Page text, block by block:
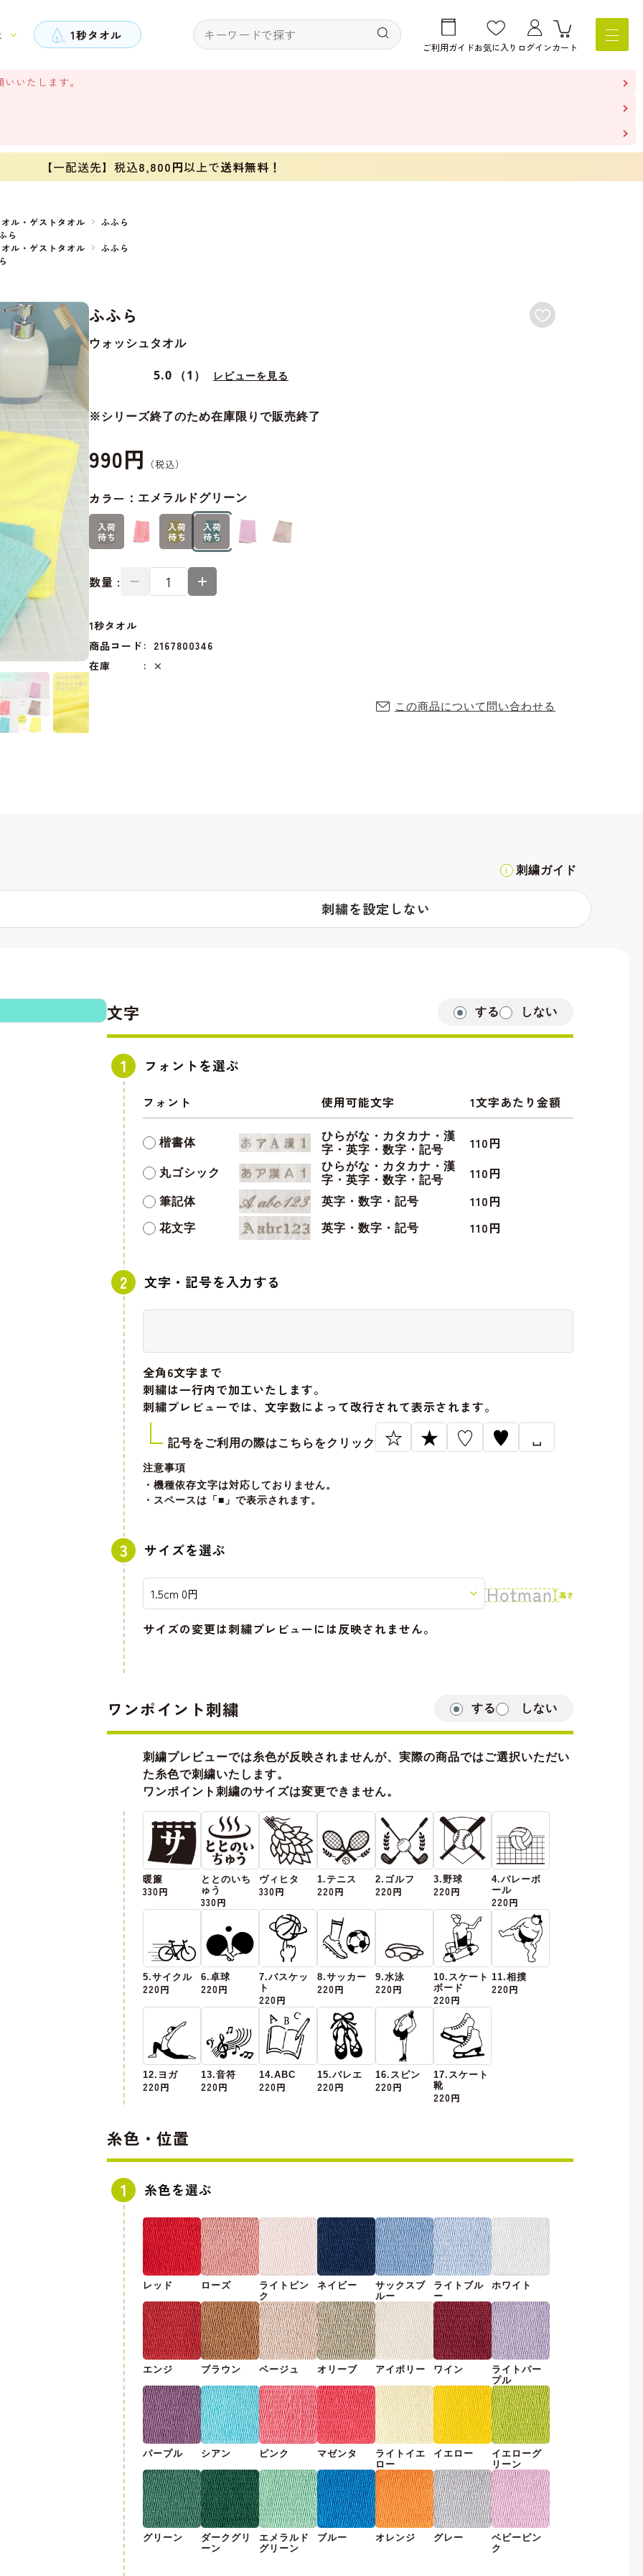
1秒タオル
ご利用ガイドお気に入り ログインカート
いたします。
【一配送先】税込8,800円以上で送料無料！
ル・ゲストタオル
ふふら
ら
ル・ゲストタオル
ふふら
ふふら
ウォッシュタオル
5.0 （1） レビューを見る
※シリーズ終了のため在庫限りで販売終了
990円
カラー： エメラルドグリーン
入荷
待ち
入荷
待ち
入荷
待ち
数量 :
1秒タオル
商品コード
2167800346
在庫
×
この商品について問い合わせる
刺繍ガイド
刺繍を設定しない
文字 する しない
フォントを選ぶ
フォント 使用可能文字 1文字あたり金額
楷書体
ひらがな・カタカナ・漢
字・英字・数字・記号
110円
丸ゴシック
ひらがな・カタカナ・漢
字・英字・数字・記号
110円
筆記体 英字・数字・記号 110円
花文字 英字・数字・記号 110円
文字・記号を入力する
全角6文字 まで
刺繍は一行内で加工いたします。
刺繍プレビューでは、文字数によって改行されて表示されます。
記号をご利用の際はこちらをクリック ☆ ★ ♡ ♥ ␣
注意事項
・機種依存文字は対応しておりません。
・スペースは「■」で表示されます。
サイズを選ぶ
サイズの変更は刺繍プレビューには反映されません。
ワンポイント刺繍 する しない
刺繍プレビューでは糸色が反映されませんが、実際の商品ではご選択いただい
た糸色で刺繍いたします。
ワンポイント刺繍のサイズは変更できません。
暖簾
330円
ととのいち
ゅう
330円
ヴィヒタ
330円
1.テニス
220円
2.ゴルフ
220円
3.野球
220円
4.バレーボ
ール
220円
5.サイクル
220円
6.卓球
220円
7.バスケッ
ト
220円
8.サッカー
220円
9.水泳
220円
10.スケート
ボード
220円
11.相撲
220円
12.ヨガ
220円
13.音符
220円
14.ABC
220円
15.バレエ
220円
16.スピン
220円
17.スケート
靴
220円
糸色・位置
糸色を選ぶ
レッド ローズ
ライトピン
ク
ネイビー
サックスブ
ルー
ライトブル
ー
ホワイト
エンジ ブラウン ベージュ オリーブ アイボリー ワイン
ライトパー
プル
パープル シアン ピンク マゼンタ
ライトイエ
ロー
イエロー
イエローグ
リーン
グリーン
ダークグリ
ーン
エメラルド
グリーン
ブルー オレンジ グレー
ベビーピン
ク